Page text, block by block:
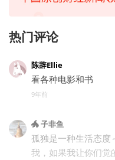
热门评论
陈辞Ellie
看各种电影和书
9年前
🐲 子非鱼
孤独是一种生活态度
我，如果我让你们觉